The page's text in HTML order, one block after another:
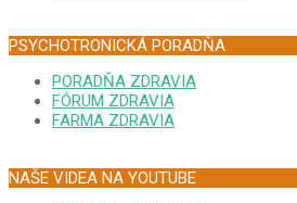
PSYCHOTRONICKÁ PORADŇA
PORADŇA ZDRAVIA
FÓRUM ZDRAVIA
FARMA ZDRAVIA
NAŠE VIDEA NA YOUTUBE